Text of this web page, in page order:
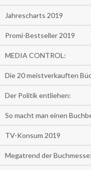
Jahrescharts 2019
Promi-Bestseller 2019
MEDIA CONTROL:
Die 20 meistverkauften
Der Politik entliehen:
So macht man einen
TV-Konsum 2019
Megatrend der